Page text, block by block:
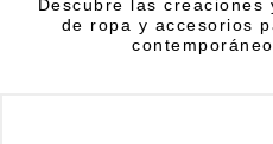
Descubre las
de ropa y accesorios